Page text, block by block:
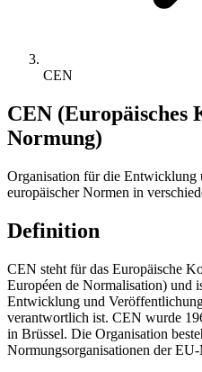
CEN
CEN (Europäisches
Normung)
Organisation für die Entwicklung
europäischer Normen in
Definition
CEN steht für das Europäische
Européen de Normalisation) und
Entwicklung und
verantwortlich ist. CEN wurde
in Brüssel. Die Organisation
Normungsorganisationen der